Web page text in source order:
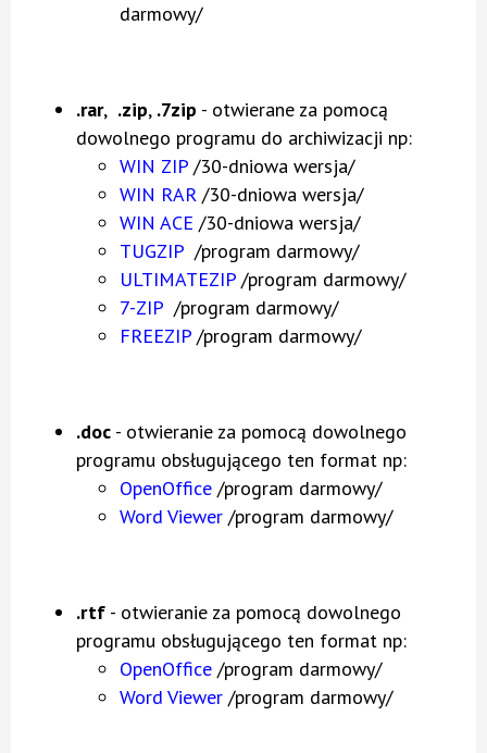
darmowy/
.rar, .zip, .7zip - otwierane za pomocą
dowolnego programu do archiwizacji np:
WIN ZIP /30-dniowa wersja/
WIN RAR /30-dniowa wersja/
WIN ACE /30-dniowa wersja/
TUGZIP /program darmowy/
ULTIMATEZIP /program darmowy/
7-ZIP /program darmowy/
FREEZIP /program darmowy/
.doc - otwieranie za pomocą dowolnego
programu obsługującego ten format np:
OpenOffice /program darmowy/
Word Viewer /program darmowy/
.rtf - otwieranie za pomocą dowolnego
programu obsługującego ten format np:
OpenOffice /program darmowy/
Word Viewer /program darmowy/